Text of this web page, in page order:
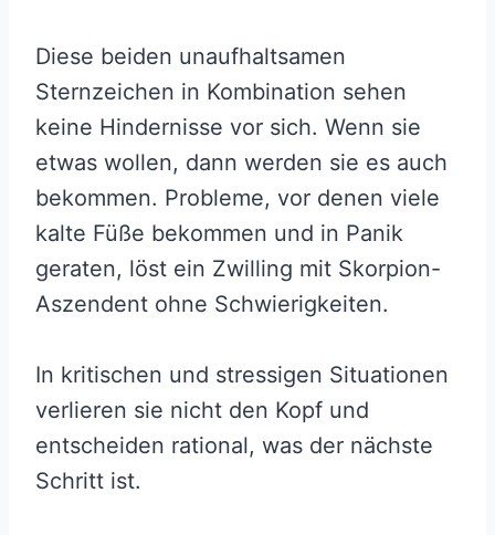
Diese beiden unaufhaltsamen
Sternzeichen in Kombination sehen
keine Hindernisse vor sich. Wenn sie
etwas wollen, dann werden sie es auch
bekommen. Probleme, vor denen viele
kalte Füße bekommen und in Panik
geraten, löst ein Zwilling mit Skorpion-
Aszendent ohne Schwierigkeiten.
In kritischen und stressigen Situationen
verlieren sie nicht den Kopf und
entscheiden rational, was der nächste
Schritt ist.